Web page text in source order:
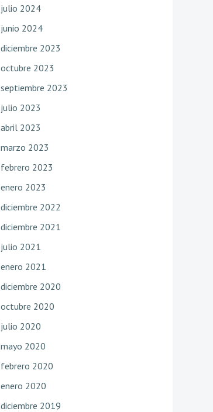
julio 2024
junio 2024
diciembre 2023
octubre 2023
septiembre 2023
julio 2023
abril 2023
marzo 2023
febrero 2023
enero 2023
diciembre 2022
diciembre 2021
julio 2021
enero 2021
diciembre 2020
octubre 2020
julio 2020
mayo 2020
febrero 2020
enero 2020
diciembre 2019